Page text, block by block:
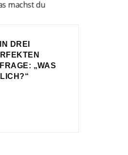
DREI
„WAS